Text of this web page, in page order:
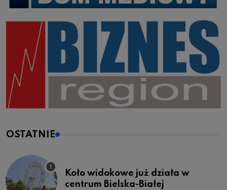
OSTATNIE
Koło widokowe już działa w
centrum Bielska-Białej